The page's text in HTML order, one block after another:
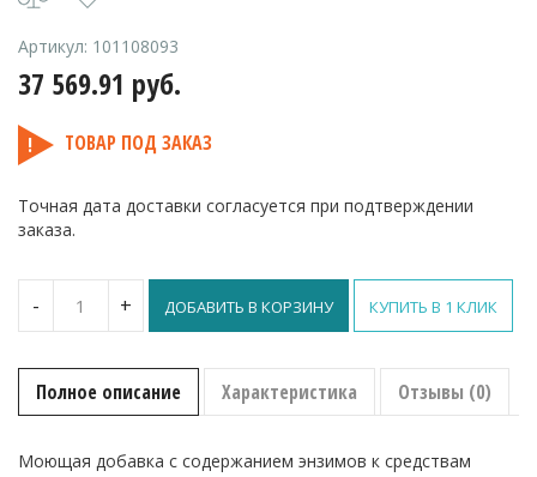
Артикул: 101108093
37 569.91 руб.
ТОВАР ПОД ЗАКАЗ
Точная дата доставки согласуется при подтверждении
заказа.
-
Divos
80-
л
+ ДОБАВИТЬ В КОРЗИНУ КУПИТЬ В 1 КЛИК
Полное описание Характеристика Отзывы (0)
Моющая добавка с содержанием энзимов к средствам